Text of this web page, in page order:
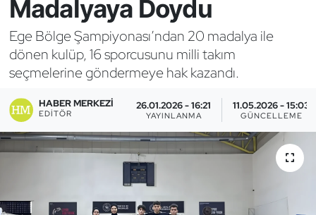
Madalyaya Doydu
Ege Bölge Şampiyonası’ndan 20 madalya ile
dönen kulüp, 16 sporcusunu milli takım
seçmelerine göndermeye hak kazandı.
HABER MERKEZI
EDITÖR
26.01.2026 - 16:21
YAYINLANMA
11.05.2026 - 15:03
GÜNCELLEME
Bocce Bowling Dart
Boks
Briç
Buz Hokeyi
Çim Hokeyi